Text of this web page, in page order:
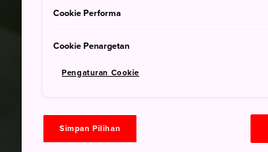
Cookie Performa
Cookie Penargetan
Pengaturan Cookie
Simpan Pilihan